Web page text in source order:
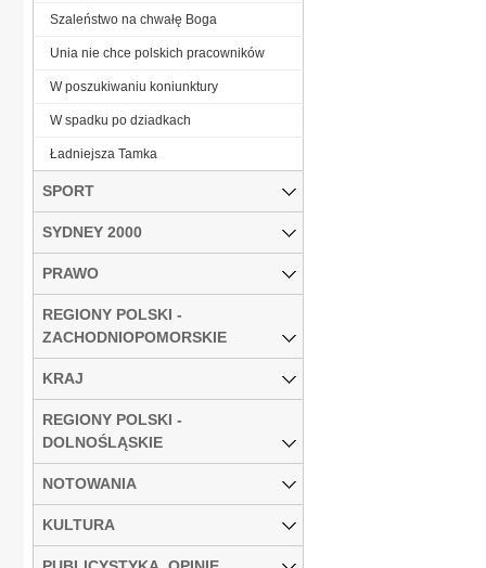
Szaleństwo na chwałę Boga
Unia nie chce polskich pracowników
W poszukiwaniu koniunktury
W spadku po dziadkach
Ładniejsza Tamka
SPORT
SYDNEY 2000
PRAWO
REGIONY POLSKI -
ZACHODNIOPOMORSKIE
KRAJ
REGIONY POLSKI -
DOLNOŚLĄSKIE
NOTOWANIA
KULTURA